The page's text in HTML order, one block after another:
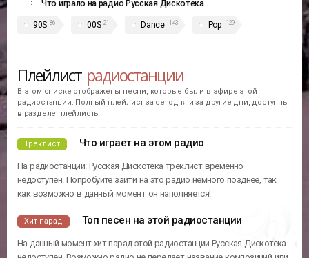
Что играло на радио Русская Дискотека
90S 86 00S 21 Dance 143 Pop 129
Плейлист радиостанции
В этом списке отображены песни, которые были в эфире этой
радиостанции. Полный плейлист за сегодня и за другие дни, доступны
в разделе плейлисты
Треклист Что играет на этом радио
На радиостанции: Русская Дискотека треклист временно
недоступен. Попробуйте зайти на это радио немного позднее, так
как возможно в данный момент он наполняется!
Хит парад Топ песен на этой радиостанции
На данный момент хит парад этой радиостанции Русская Дискотека